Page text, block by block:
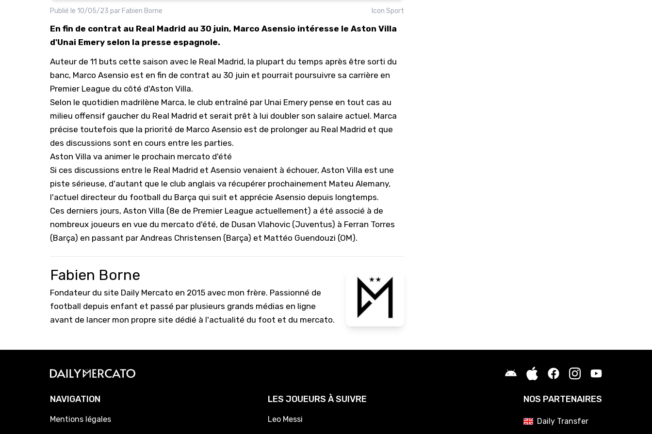
Publié le 10/05/23 par Fabien Borne Icon Sport
En fin de contrat au Real Madrid au 30 juin, Marco Asensio intéresse le Aston Villa
d'Unai Emery selon la presse espagnole.
Auteur de 11 buts cette saison avec le Real Madrid, la plupart du temps après être sorti du
banc, Marco Asensio est en fin de contrat au 30 juin et pourrait poursuivre sa carrière en
Premier League du côté d'Aston Villa.
Selon le quotidien madrilène Marca, le club entraîné par Unai Emery pense en tout cas au
milieu offensif gaucher du Real Madrid et serait prêt à lui doubler son salaire actuel. Marca
précise toutefois que la priorité de Marco Asensio est de prolonger au Real Madrid et que
des discussions sont en cours entre les parties.
Aston Villa va animer le prochain mercato d'été
Si ces discussions entre le Real Madrid et Asensio venaient à échouer, Aston Villa est une
piste sérieuse, d'autant que le club anglais va récupérer prochainement Mateu Alemany,
l'actuel directeur du football du Barça qui suit et apprécie Asensio depuis longtemps.
Ces derniers jours, Aston Villa (8e de Premier League actuellement) a été associé à de
nombreux joueurs en vue du mercato d'été, de Dusan Vlahovic (Juventus) à Ferran Torres
(Barça) en passant par Andreas Christensen (Barça) et Mattéo Guendouzi (OM).
Fabien Borne
Fondateur du site Daily Mercato en 2015 avec mon frère. Passionné de
football depuis enfant et passé par plusieurs grands médias en ligne
avant de lancer mon propre site dédié à l'actualité du foot et du mercato.
NAVIGATION
Mentions légales
LES JOUEURS À SUIVRE
Leo Messi
NOS PARTENAIRES
Daily Transfer